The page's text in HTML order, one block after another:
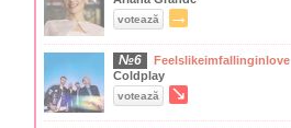
votează →
№6
Feelslikeimfallinginlove
Coldplay
votează ↘